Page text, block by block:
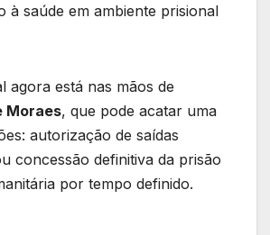
à saúde em ambiente prisional
agora está nas mãos de
Moraes, que pode acatar uma
autorização de saídas
concessão definitiva da prisão
por tempo definido.